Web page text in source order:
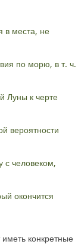
в места, не
по морю, в т. ч.
Луны к черте
вероятности
с человеком,
окончится
конкретные